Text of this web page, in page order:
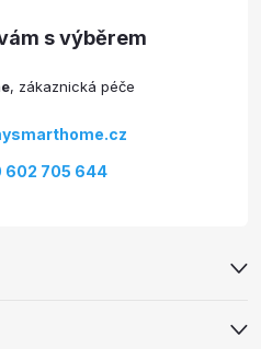
602 705 644